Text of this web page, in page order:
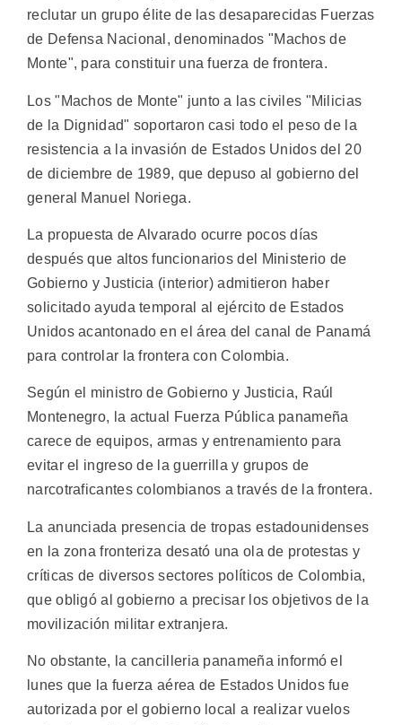
reclutar un grupo élite de las desaparecidas Fuerzas
de Defensa Nacional, denominados "Machos de
Monte", para constituir una fuerza de frontera.
Los "Machos de Monte" junto a las civiles "Milicias
de la Dignidad" soportaron casi todo el peso de la
resistencia a la invasión de Estados Unidos del 20
de diciembre de 1989, que depuso al gobierno del
general Manuel Noriega.
La propuesta de Alvarado ocurre pocos días
después que altos funcionarios del Ministerio de
Gobierno y Justicia (interior) admitieron haber
solicitado ayuda temporal al ejército de Estados
Unidos acantonado en el área del canal de Panamá
para controlar la frontera con Colombia.
Según el ministro de Gobierno y Justicia, Raúl
Montenegro, la actual Fuerza Pública panameña
carece de equipos, armas y entrenamiento para
evitar el ingreso de la guerrilla y grupos de
narcotraficantes colombianos a través de la frontera.
La anunciada presencia de tropas estadounidenses
en la zona fronteriza desató una ola de protestas y
críticas de diversos sectores políticos de Colombia,
que obligó al gobierno a precisar los objetivos de la
movilización militar extranjera.
No obstante, la cancilleria panameña informó el
lunes que la fuerza aérea de Estados Unidos fue
autorizada por el gobierno local a realizar vuelos